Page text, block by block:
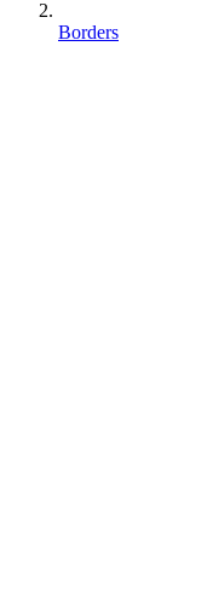
Borders